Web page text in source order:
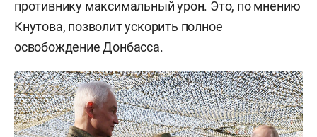
противнику максимальный урон. Это, по мнению
Кнутова, позволит ускорить полное
освобождение Донбасса.